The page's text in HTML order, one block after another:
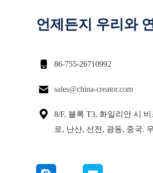
언제든지 우리와
 86-755-26710992
 sales@china-creator.com

8/F, 블록 T3, 화일리안 시
로, 난산, 선전, 광동, 중국.